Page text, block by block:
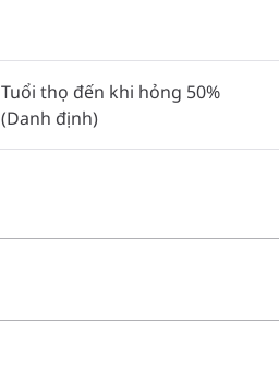
Tuổi thọ đến khi hỏng 50%
(Danh định)